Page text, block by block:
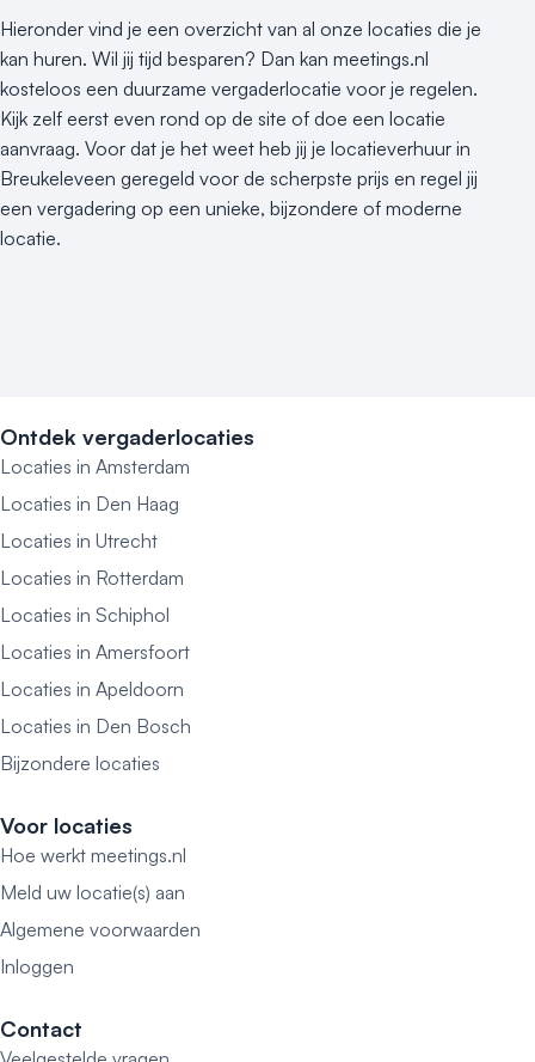
Theater
Varende locatie
Hieronder vind je een overzicht van al onze locaties die je
kan huren. Wil jij tijd besparen? Dan kan meetings.nl
kosteloos een duurzame vergaderlocatie voor je regelen.
Kijk zelf eerst even rond op de site of doe een locatie
aanvraag. Voor dat je het weet heb jij je locatieverhuur in
Breukeleveen geregeld voor de scherpste prijs en regel jij
een vergadering op een unieke, bijzondere of moderne
locatie.
Ontdek vergaderlocaties
Locaties in Amsterdam
Locaties in Den Haag
Locaties in Utrecht
Locaties in Rotterdam
Locaties in Schiphol
Locaties in Amersfoort
Locaties in Apeldoorn
Locaties in Den Bosch
Bijzondere locaties
Voor locaties
Hoe werkt meetings.nl
Meld uw locatie(s) aan
Algemene voorwaarden
Inloggen
Contact